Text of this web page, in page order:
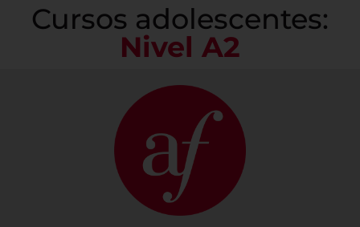
Cursos adolescentes:
Nivel A2